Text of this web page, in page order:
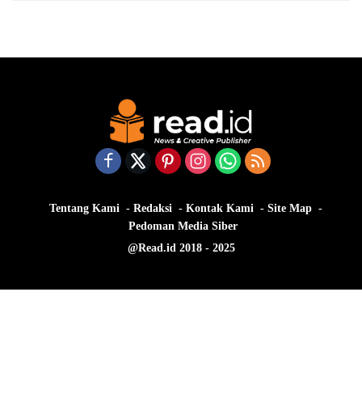
Tentang Kami Redaksi Kontak Kami
Site Map
Pedoman Media Siber
@Read.id 2018 - 2025